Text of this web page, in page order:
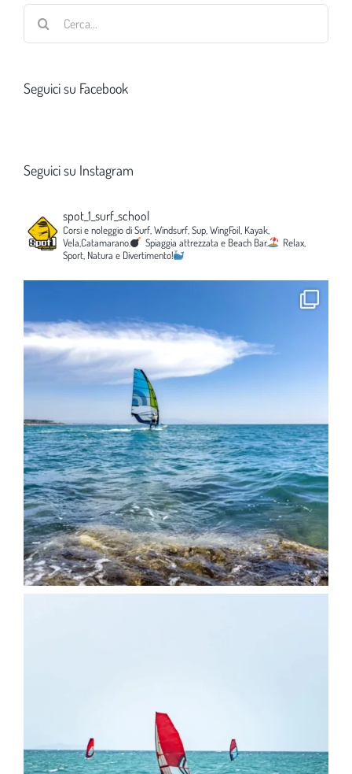
Seguici su Facebook
Seguici su Instagram
spot_1_surf_school
Corsi e noleggio di Surf, Windsurf, Sup, WingFoil, Kayak,
Vela,Catamarano.
Spiaggia attrezzata e Beach Bar.
Relax,
Sport, Natura e Divertimento!